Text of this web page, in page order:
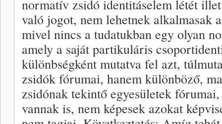
normatív zsidó identitáselem létét
való jogot, nem lehetnek alkalmasak
mivel nincs a tudatukban egy olyan
amely a saját partikuláris
különbségként mutatva fel azt,
zsidók fórumai, hanem különböző,
zsidónak tekintő egyesületek
vannak is, nem képesek azokat